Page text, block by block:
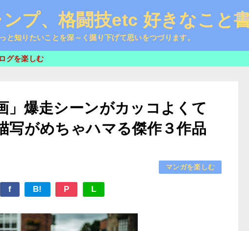
プ、格闘技etc 好きなこと
知りたいことを深～く掘り下げて思いをつづります。
グを楽しむ
」爆走シーンがカッコよくて
写がめちゃハマる傑作３作品
マンガを楽しむ
f B! P L